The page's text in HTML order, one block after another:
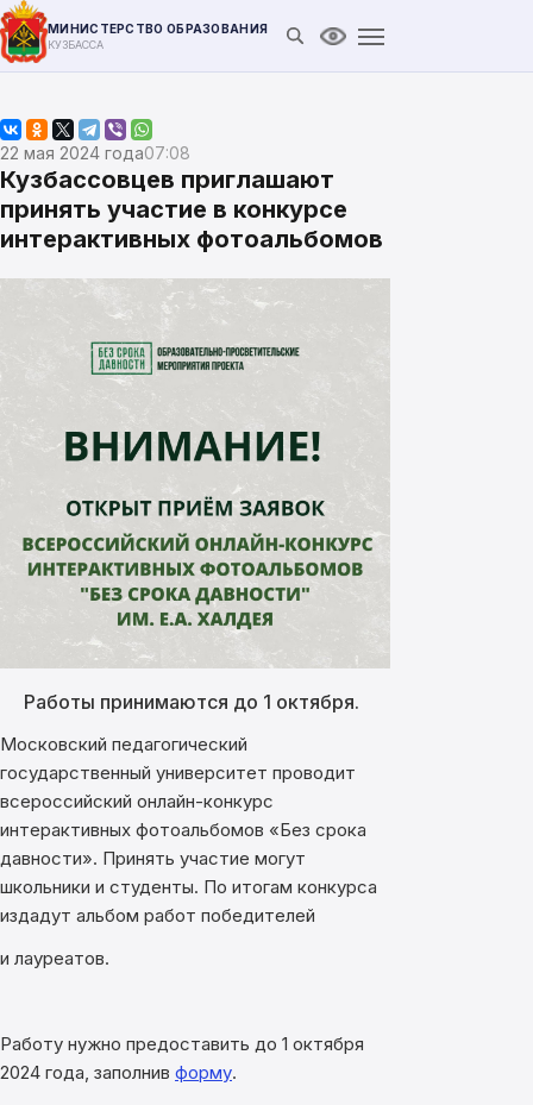
МИНИСТЕРСТВО ОБРАЗОВАНИЯ
КУЗБАССА Открыть поиск
Версия для
22 мая 2024 года07:08
Кузбассовцев приглашают
принять участие в конкурсе
интерактивных фотоальбомов
Работы принимаются до 1 октября.
Московский педагогический
государственный университет проводит
всероссийский онлайн-конкурс
интерактивных фотоальбомов «Без срока
давности». Принять участие могут
школьники и студенты. По итогам конкурса
издадут альбом работ победителей
и лауреатов.
Работу нужно предоставить до 1 октября
2024 года, заполнив форму.